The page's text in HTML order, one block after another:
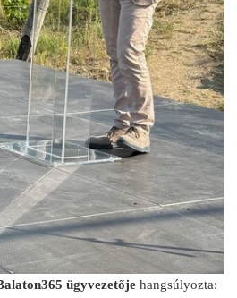
ügyvezetője hangsúlyozta: